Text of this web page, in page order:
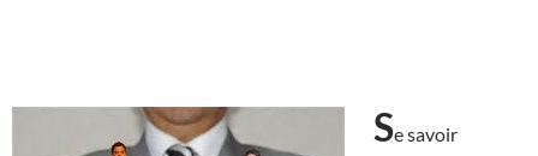
Se savoir